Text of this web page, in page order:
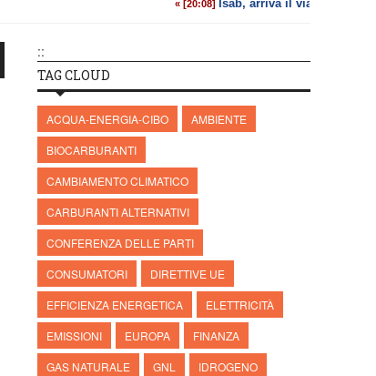
::
TAG CLOUD
ACQUA-ENERGIA-CIBO
AMBIENTE
BIOCARBURANTI
CAMBIAMENTO CLIMATICO
CARBURANTI ALTERNATIVI
CONFERENZA DELLE PARTI
CONSUMATORI
DIRETTIVE UE
EFFICIENZA ENERGETICA
ELETTRICITÀ
EMISSIONI
EUROPA
FINANZA
GAS NATURALE
GNL
IDROGENO